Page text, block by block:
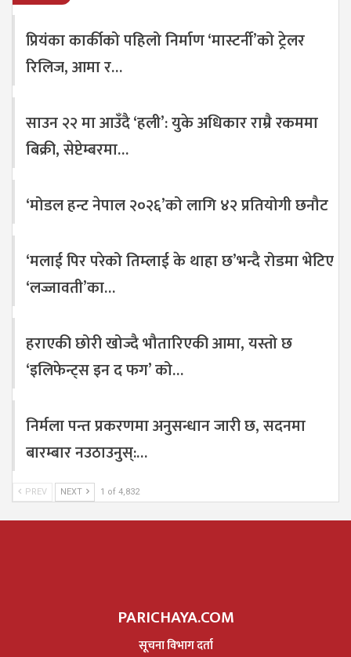
प्रियंका कार्कीको पहिलो निर्माण ‘मास्टर्नी’को ट्रेलर
रिलिज, आमा र…
साउन २२ मा आउँदै ‘हली’: युके अधिकार राम्रै रकममा
बिक्री, सेप्टेम्बरमा…
‘मोडल हन्ट नेपाल २०२६’को लागि ४२ प्रतियोगी छनौट
‘मलाई पिर परेको तिम्लाई के थाहा छ’भन्दै रोडमा भेटिए
‘लज्जावती’का…
हराएकी छोरी खोज्दै भौतारिएकी आमा, यस्तो छ
‘इलिफेन्ट्स इन द फग’ को…
निर्मला पन्त प्रकरणमा अनुसन्धान जारी छ, सदनमा
बारम्बार नउठाउनुस्:…
PREV NEXT 1 of 4,832
PARICHAYA.COM
सूचना विभाग दर्ता